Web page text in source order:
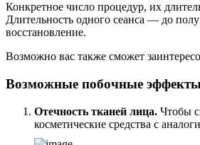
Конкретное число процедур, их
Длительность одного сеанса — до
восстановление.
Возможно вас также сможет
Возможные побочные
Отечность тканей лица. Чтобы
косметические средства с